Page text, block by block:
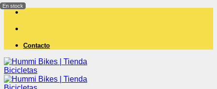
Saltar
contenido
Contacto